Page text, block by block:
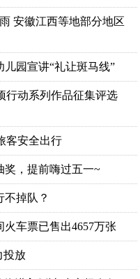
安徽江西等地部分地区
园宣讲“礼让斑马线”
行动系列作品征集评选
客安全出行
奖，提前嗨过五一~
不掉队？
车票已售出4657万张
投放